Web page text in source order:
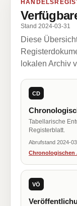
Stand 2024-03-31
Diese
lokalen Archiv
CD
Tabellarische
Registerblatt.
Abrufstand 2024-
Chronologischen
VÖ